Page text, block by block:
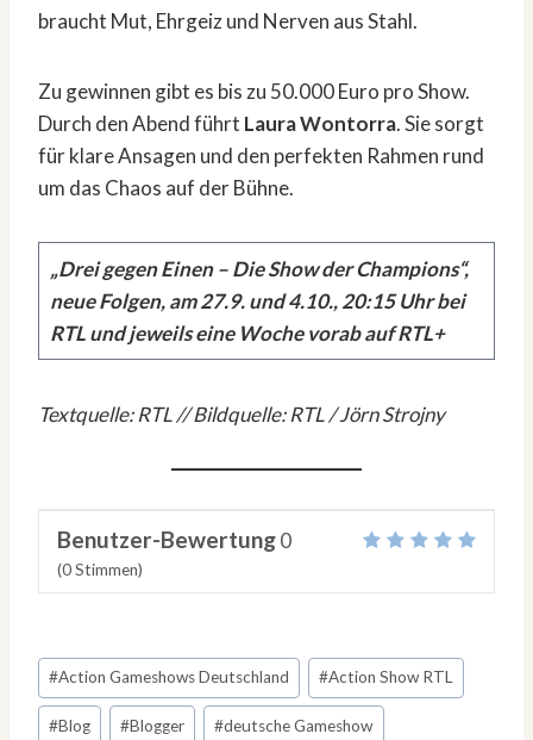
braucht Mut, Ehrgeiz und Nerven aus Stahl.
Zu gewinnen gibt es bis zu 50.000 Euro pro Show.
Durch den Abend führt Laura Wontorra. Sie sorgt
für klare Ansagen und den perfekten Rahmen rund
um das Chaos auf der Bühne.
„Drei gegen Einen – Die Show der Champions“,
neue Folgen, am 27.9. und 4.10., 20:15 Uhr bei
RTL und jeweils eine Woche vorab auf RTL+
Textquelle: RTL // Bildquelle: RTL / Jörn Strojny
Benutzer-Bewertung0
(0Stimmen)
Schlagworte:
#Action Gameshows Deutschland #Action Show RTL
#Blog #Blogger #deutsche Gameshow